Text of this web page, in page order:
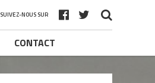
SUIVEZ-NOUS SUR
CONTACT